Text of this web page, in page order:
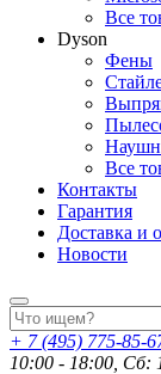
Все
Dyson
Фены
Все
Контакты
Гарантия
Доставка и
Новости
+ 7 (495) 775-85-
10:00 - 18:00, Сб: